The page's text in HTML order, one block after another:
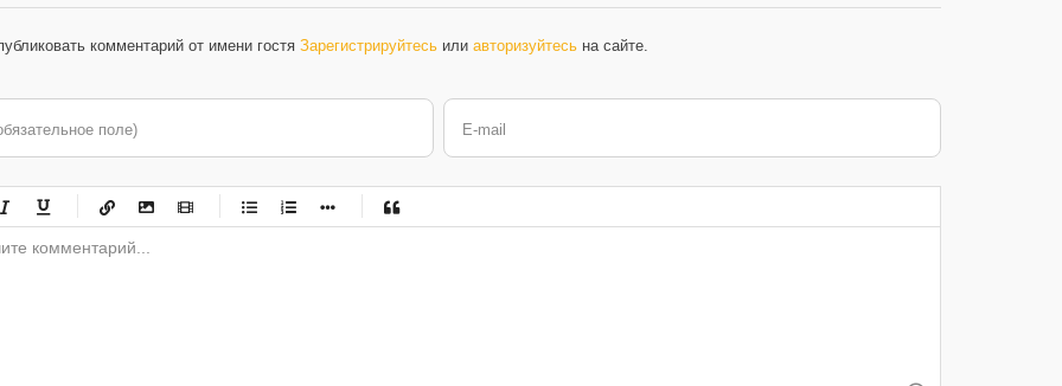
комментарий от имени гостя Зарегистрируйтесьили авторизуйтесьна сайте.
поле) E-mail
-
-
-